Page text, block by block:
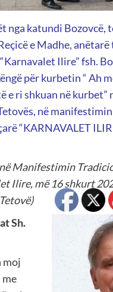
nga katundi Bozovcë,
e Madhe, anëtarë
Ilire” fsh.
për kurbetin “ Ah
e ri shkuan në kurbet”
në
“KARNAVALET
Manifestimin
Ilire, më 16 shkurt
Sh.
moj